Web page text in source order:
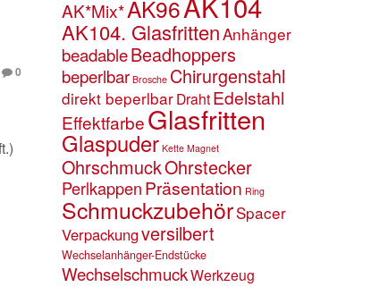
0
AK*Mix*AK96
AK104. GlasfrittenAnhänger
beadableBeadhoppers
beperlbar Brosche Chirurgenstahl
direkt beperlbarDrahtEdelstahl
EffektfarbeGlasfritten
Glaspuder Kette Magnet
OhrschmuckOhrstecker
PerlkappenPräsentation Ring
SchmuckzubehörSpacer
Verpackungversilbert
Wechselanhänger-Endstücke
WechselschmuckWerkzeug